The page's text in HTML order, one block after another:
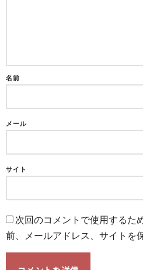
名前
メール
サイト
次回のコメントで使用するた
前、メールアドレス、サイトを